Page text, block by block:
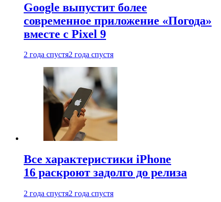
Google выпустит более
современное приложение «Погода»
вместе с Pixel 9
2 года спустя2 года спустя
Все характеристики iPhone
16 раскроют задолго до релиза
2 года спустя2 года спустя